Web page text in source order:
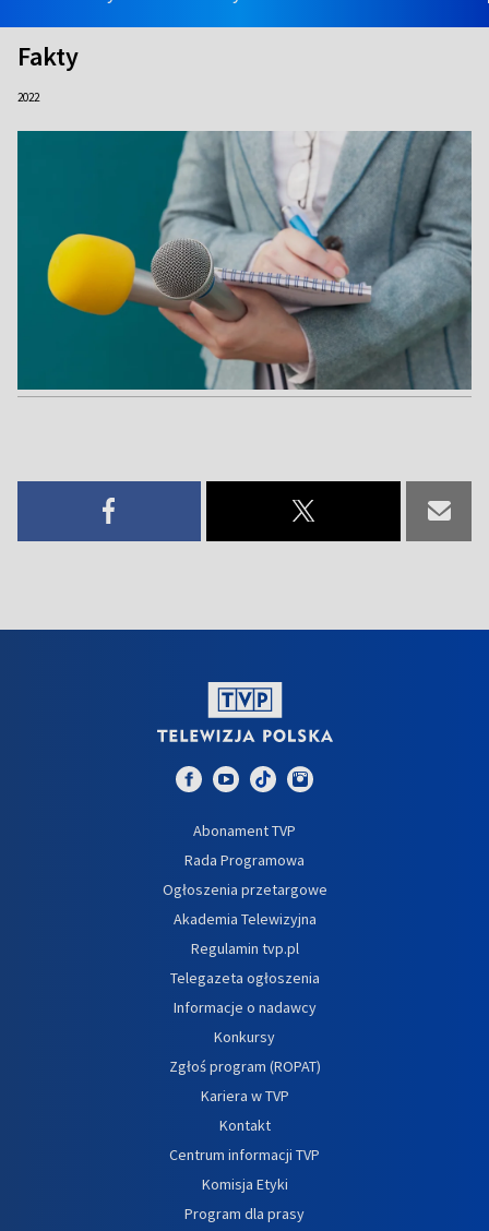
Fakty
2022
Abonament TVP
Rada Programowa
Ogłoszenia przetargowe
Akademia Telewizyjna
Regulamin tvp.pl
Telegazeta ogłoszenia
Informacje o nadawcy
Konkursy
Zgłoś program (ROPAT)
Kariera w TVP
Kontakt
Centrum informacji TVP
Komisja Etyki
Program dla prasy